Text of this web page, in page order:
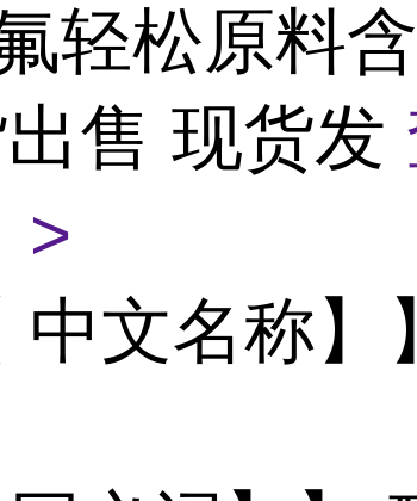
轻松原料
售 现货发
>
中文名称】